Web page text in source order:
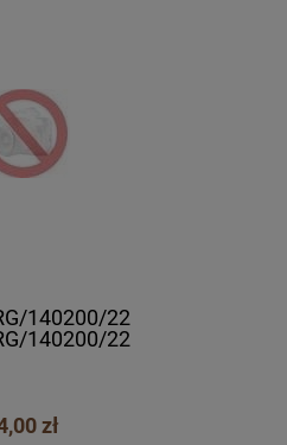
140200/22
140200/22
zł